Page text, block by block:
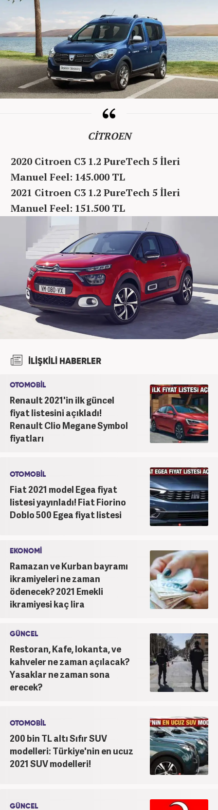
CİTROEN
2020 Citroen C3 1.2 PureTech 5 İleri
Manuel Feel: 145.000 TL
2021 Citroen C3 1.2 PureTech 5 İleri
Manuel Feel: 151.500 TL
İLİŞKİLİ HABERLER
OTOMOBİL
Renault 2021'in ilk güncel
fiyat listesini açıkladı!
Renault Clio Megane Symbol
fiyatları
OTOMOBİL
Fiat 2021 model Egea fiyat
listesi yayınladı! Fiat Fiorino
Doblo 500 Egea fiyat listesi
EKONOMİ
Ramazan ve Kurban bayramı
ikramiyeleri ne zaman
ödenecek? 2021 Emekli
ikramiyesi kaç lira
GÜNCEL
Restoran, Kafe, lokanta, ve
kahveler ne zaman açılacak?
Yasaklar ne zaman sona
erecek?
OTOMOBİL
200 bin TL altı Sıfır SUV
modelleri: Türkiye'nin en ucuz
2021 SUV modelleri!
GÜNCEL